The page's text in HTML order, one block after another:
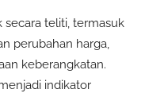
teliti, termasuk
perubahan harga,
keberangkatan.
indikator